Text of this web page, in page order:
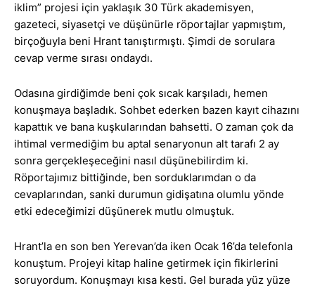
iklim” projesi için yaklaşık 30 Türk akademisyen,
gazeteci, siyasetçi ve düşünürle röportajlar yapmıştım,
birçoğuyla beni Hrant tanıştırmıştı. Şimdi de sorulara
cevap verme sırası ondaydı.
Odasına girdiğimde beni çok sıcak karşıladı, hemen
konuşmaya başladık. Sohbet ederken bazen kayıt cihazını
kapattık ve bana kuşkularından bahsetti. O zaman çok da
ihtimal vermediğim bu aptal senaryonun alt tarafı 2 ay
sonra gerçekleşeceğini nasıl düşünebilirdim ki.
Röportajımız bittiğinde, ben sorduklarımdan o da
cevaplarından, sanki durumun gidişatına olumlu yönde
etki edeceğimizi düşünerek mutlu olmuştuk.
Hrant’la en son ben Yerevan’da iken Ocak 16’da telefonla
konuştum. Projeyi kitap haline getirmek için fikirlerini
soruyordum. Konuşmayı kısa kesti. Gel burada yüz yüze